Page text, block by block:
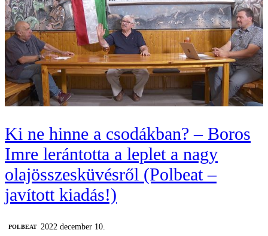
Ki ne hinne a csodákban? – Boros
Imre lerántotta a leplet a nagy
olajösszesküvésről (Polbeat –
javított kiadás!)
‎POLBEAT
2022 december 10.